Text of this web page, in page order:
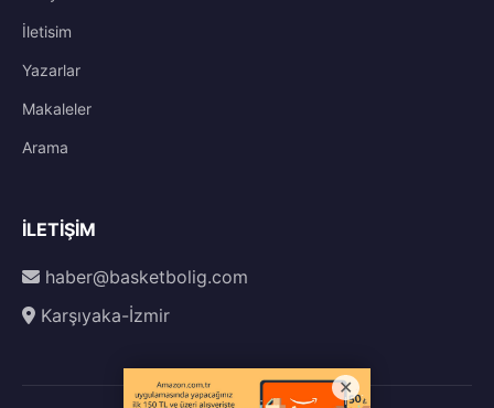
İletisim
Yazarlar
Makaleler
Arama
İLETIŞIM
haber@basketbolig.com
Karşıyaka-İzmir